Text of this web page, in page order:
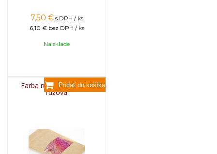
7,50 € s DPH / ks
6,10 € bez DPH / ks
Na sklade
Farba na sviečky, 25g -
ružová